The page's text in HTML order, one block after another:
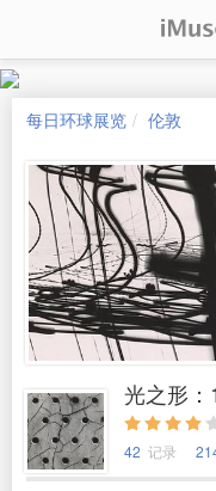
每日环球展览 伦敦
光之形
42 记录